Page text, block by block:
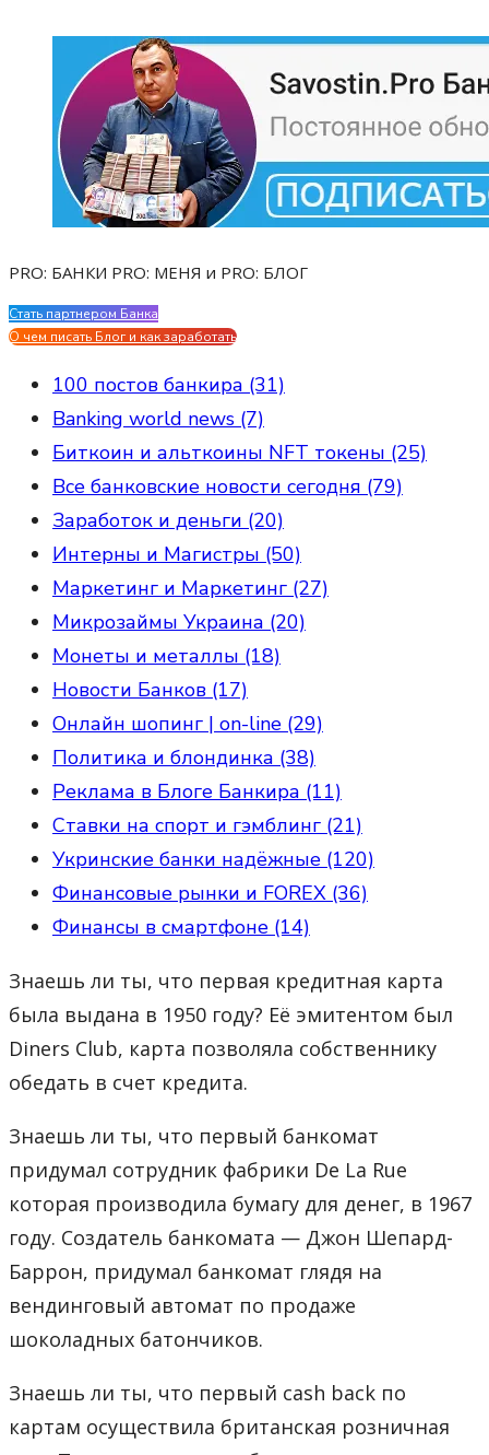
PRO: БАНКИ PRO: МЕНЯ и PRO: БЛОГ
Стать партнером Банка
О чем писать Блог и как заработать
100 постов банкира (31)
Banking world news (7)
Биткоин и альткоины NFT токены (25)
Все банковские новости сегодня (79)
Заработок и деньги (20)
Интерны и Магистры (50)
Маркетинг и Маркетинг (27)
Микрозаймы Украина (20)
Монеты и металлы (18)
Новости Банков (17)
Онлайн шопинг | on-line (29)
Политика и блондинка (38)
Реклама в Блоге Банкира (11)
Ставки на спорт и гэмблинг (21)
Укринские банки надёжные (120)
Финансовые рынки и FOREX (36)
Финансы в смартфоне (14)
Знаешь ли ты, что первая кредитная карта
была выдана в 1950 году? Её эмитентом был
Diners Club, карта позволяла собственнику
обедать в счет кредита.
Знаешь ли ты, что первый банкомат
придумал сотрудник фабрики De La Rue
которая производила бумагу для денег, в 1967
году. Создатель банкомата — Джон Шепард-
Баррон, придумал банкомат глядя на
вендинговый автомат по продаже
шоколадных батончиков.
Знаешь ли ты, что первый cash back по
картам осуществила британская розничная